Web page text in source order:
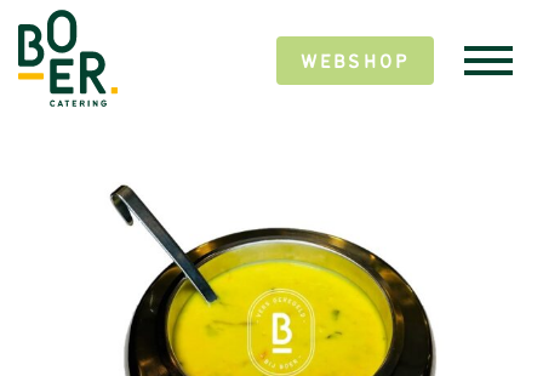
WEBSHOP